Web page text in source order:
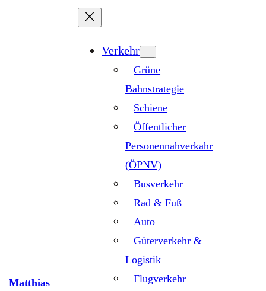
Matthias
Verkehr
Grüne
Bahnstrategie
Schiene
Öffentlicher
Personennahverkahr
(ÖPNV)
Busverkehr
Rad & Fuß
Auto
Güterverkehr &
Logistik
Flugverkehr